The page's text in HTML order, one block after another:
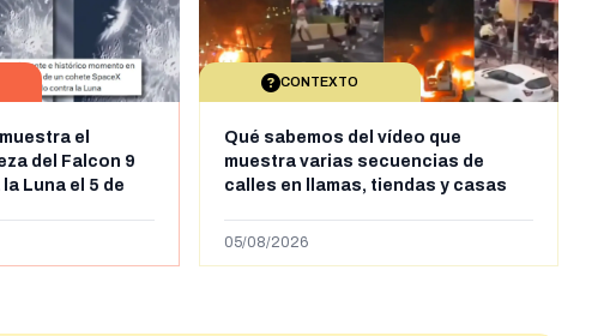
el
del Falcon 9
Luna el 5 de
CONTEXTO
Qué sabemos del vídeo que
muestra varias secuencias de
calles en llamas, tiendas y casas
supuestamente en España tras la
05/08/2026